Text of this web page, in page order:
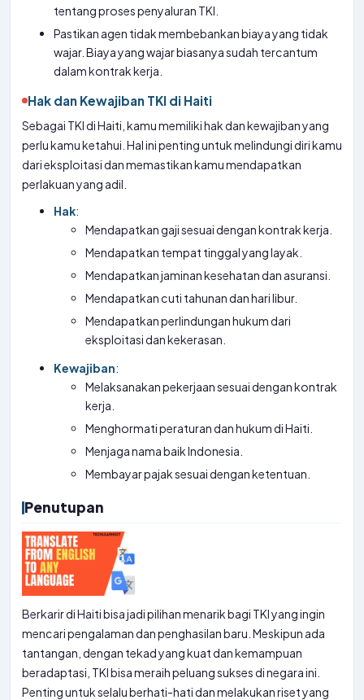
tentang proses penyaluran TKI.
Pastikan agen tidak membebankan biaya yang tidak
wajar. Biaya yang wajar biasanya sudah tercantum
dalam kontrak kerja.
Hak dan Kewajiban TKI di Haiti
Sebagai TKI di Haiti, kamu memiliki hak dan kewajiban yang
perlu kamu ketahui. Hal ini penting untuk melindungi diri kamu
dari eksploitasi dan memastikan kamu mendapatkan
perlakuan yang adil.
Hak:
Mendapatkan gaji sesuai dengan kontrak kerja.
Mendapatkan tempat tinggal yang layak.
Mendapatkan jaminan kesehatan dan asuransi.
Mendapatkan cuti tahunan dan hari libur.
Mendapatkan perlindungan hukum dari
eksploitasi dan kekerasan.
Kewajiban:
Melaksanakan pekerjaan sesuai dengan kontrak
kerja.
Menghormati peraturan dan hukum di Haiti.
Menjaga nama baik Indonesia.
Membayar pajak sesuai dengan ketentuan.
Penutupan
Berkarir di Haiti bisa jadi pilihan menarik bagi TKI yang ingin
mencari pengalaman dan penghasilan baru. Meskipun ada
tantangan, dengan tekad yang kuat dan kemampuan
beradaptasi, TKI bisa meraih peluang sukses di negara ini.
Penting untuk selalu berhati-hati dan melakukan riset yang